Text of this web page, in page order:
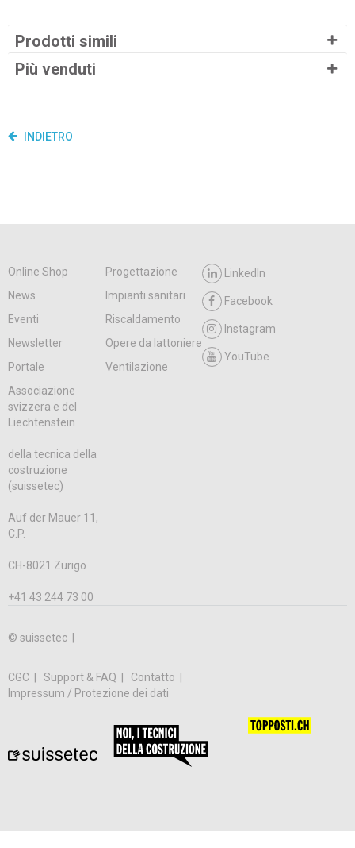
Prodotti simili
Più venduti
INDIETRO
Online Shop
Progettazione
News
Impianti sanitari
Eventi
Riscaldamento
Newsletter
Opere da lattoniere
Portale
Ventilazione
LinkedIn
Facebook
Instagram
YouTube
Associazione
svizzera e del
Liechtenstein
della tecnica della
costruzione
(suissetec)
Auf der Mauer 11,
C.P.
CH-8021 Zurigo
+41 43 244 73 00
© suissetec |
CGC Support & FAQ
Contatto
Impressum / Protezione dei dati